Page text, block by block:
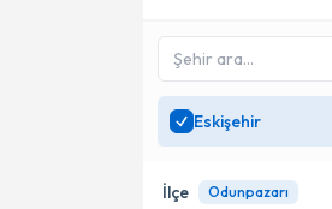
Eskişehir
İlçe Odunpazarı